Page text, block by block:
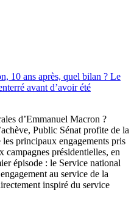
10 ans après, quel bilan ? Le
avant d’avoir été
d’Emmanuel Macron ?
Public Sénat profite de la
principaux engagements pris
campagnes présidentielles, en
épisode : le Service national
au service de la
inspiré du service